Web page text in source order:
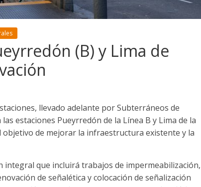
(B) y Lima de
llevado adelante por Subterráneos de
estaciones Pueyrredón de la Línea B y Lima de la
de mejorar la infraestructura existente y la
integral que incluirá trabajos de impermeabilización,
de señalética y colocación de señalización